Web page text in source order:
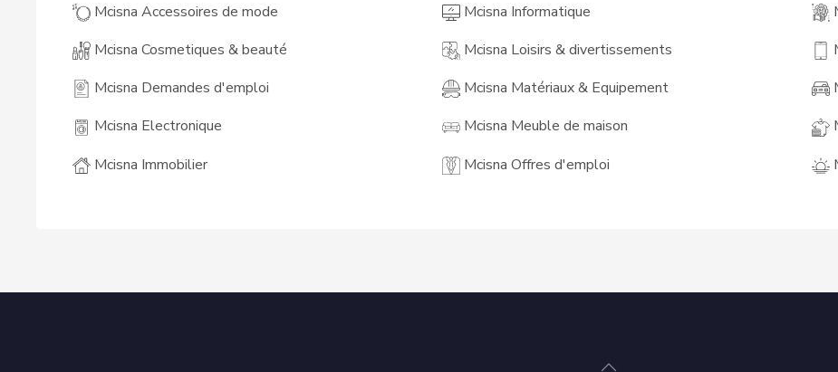
Mcisna Accessoires de mode
Mcisna Cosmetiques & beauté
Mcisna Demandes d'emploi
Mcisna Electronique
Mcisna Immobilier
Mcisna Informatique
Mcisna Loisirs & divertissements
Mcisna Matériaux & Equipement
Mcisna Meuble de maison
Mcisna Offres d'emploi